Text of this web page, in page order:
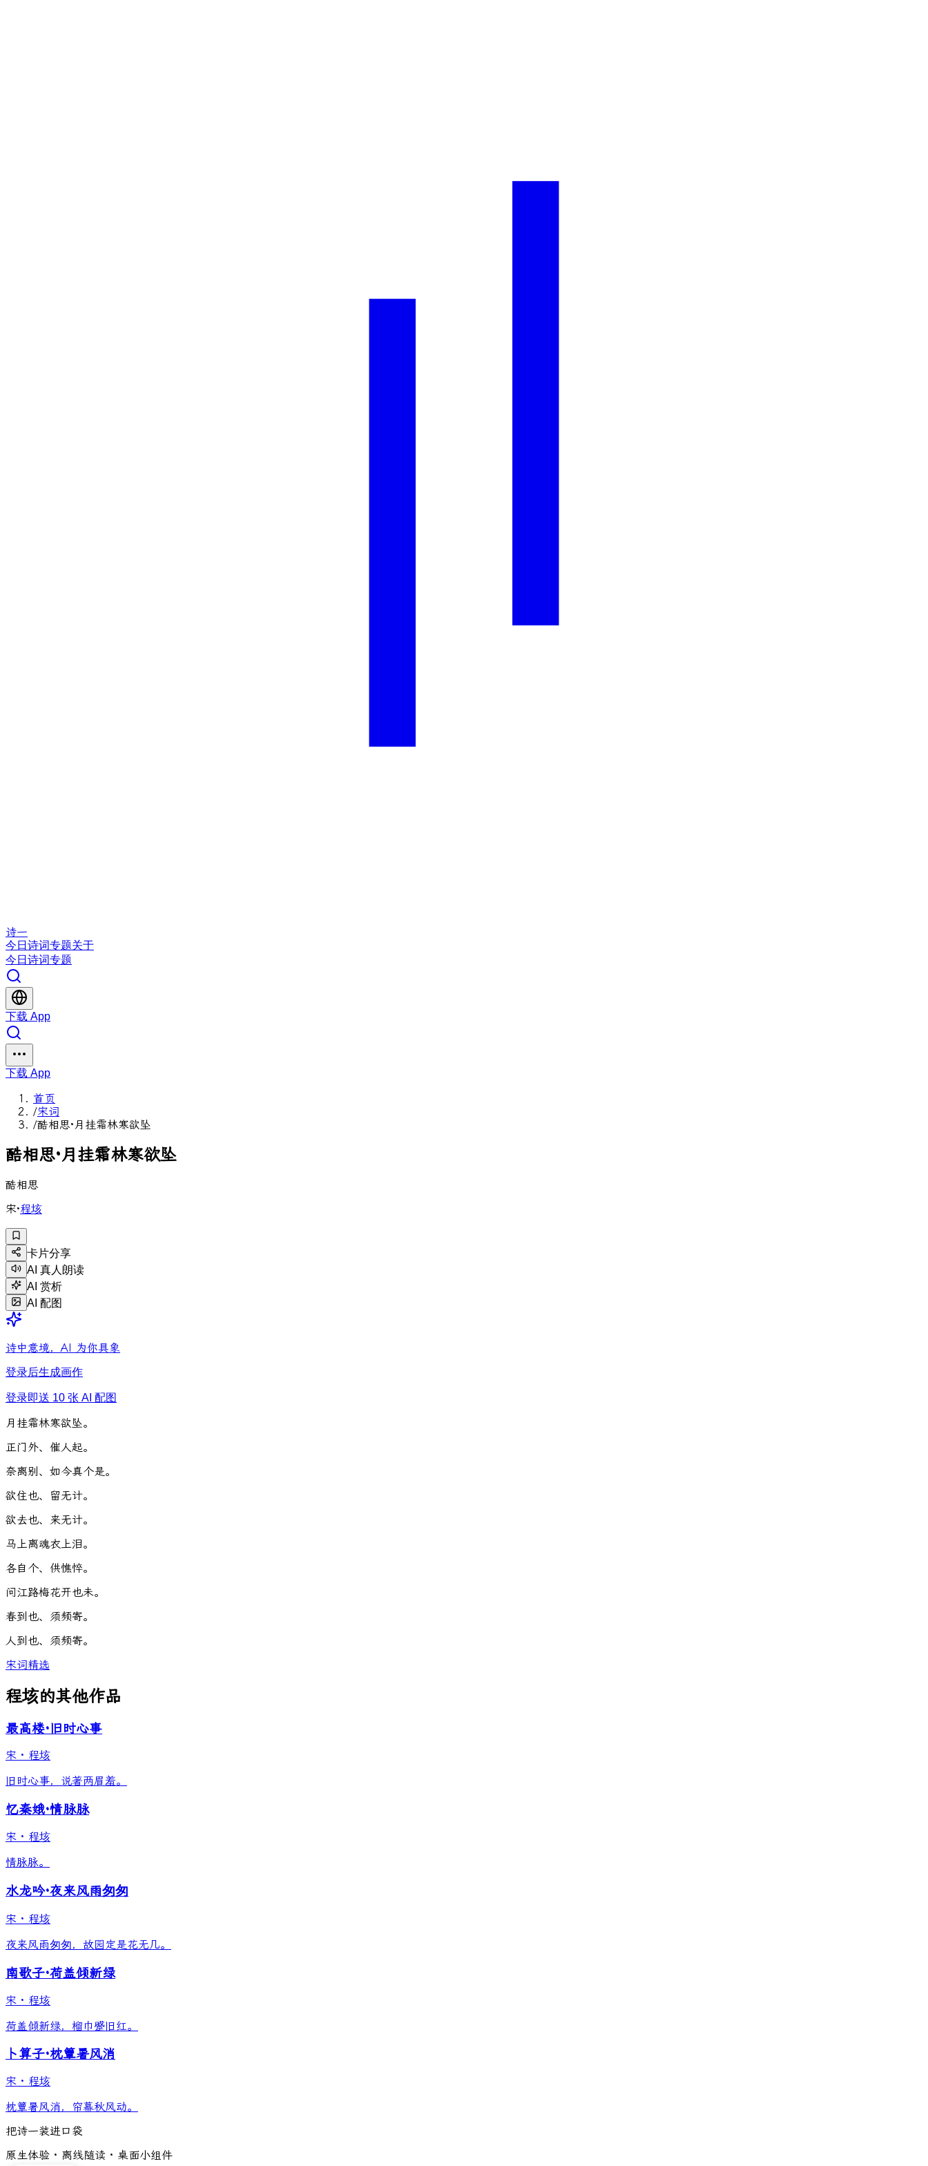
诗一
今日 诗词专题关于
今日 诗词专题
下载 App
下载 App
首页
/宋词
/酷相思·月挂霜林寒欲坠
酷相思·月挂霜林寒欲坠
酷相思
宋·程垓
卡片分享
AI 真人朗读
AI 赏析
AI 配图
诗中意境，AI 为你具象
登录后生成画作
登录即送 10 张 AI 配图
月 挂霜林寒欲 坠。
正门 外、 催人起。
奈离别、 如今真个是。
欲住也、 留无计。
欲去也、 来无计。
马上离魂衣上泪。
各自 个、 供憔悴。
问江路梅花开也未。
春到也、 须频寄。
人到也、 须频寄。
宋词精选
程垓的其他作品
最高楼·旧时心事
宋 · 程垓
旧时心事，说著两眉羞。
忆秦娥·情脉脉
宋 · 程垓
情脉脉。
水龙吟·夜来风雨匆匆
宋 · 程垓
夜来风雨匆匆，故园定是花无几。
南歌子·荷盖倾新绿
宋 · 程垓
荷盖倾新绿，榴巾蹙旧红。
卜算子·枕簟暑风消
宋 · 程垓
枕簟暑风消，帘幕秋风动。
把诗一装进口袋
原生体验 · 离线随读 · 桌面小组件